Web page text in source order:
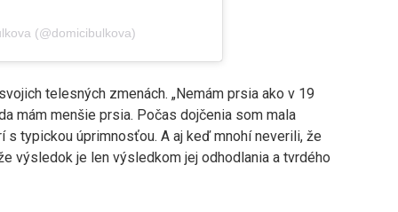
(@domicibulkova)
telesných zmenách. „Nemám prsia ako v 19
mám menšie prsia. Počas dojčenia som mala
s typickou úprimnosťou. A aj keď mnohí neverili, že
výsledok je len výsledkom jej odhodlania a tvrdého